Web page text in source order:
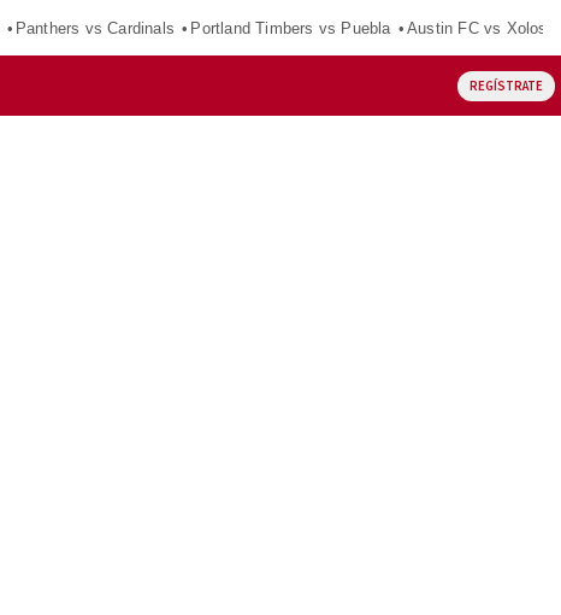
Panthers vs Cardinals Portland Timbers vs Puebla Austin FC vs Xolos
REGÍSTRATE